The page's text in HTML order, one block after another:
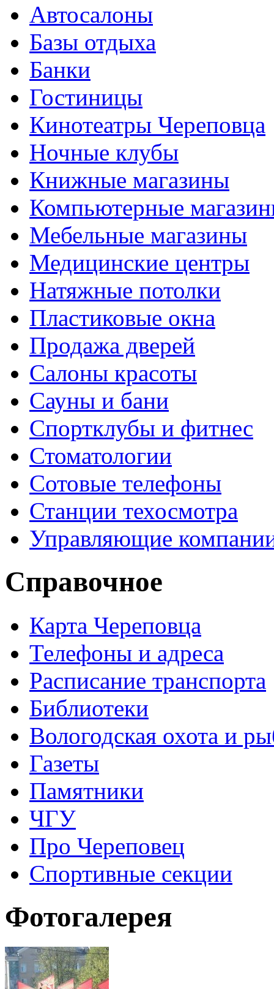
Автосалоны
Базы отдыха
Банки
Гостиницы
Кинотеатры Череповца
Ночные клубы
Книжные магазины
Компьютерные
Мебельные магазины
Медицинские центры
Натяжные потолки
Пластиковые окна
Продажа дверей
Салоны красоты
Сауны и бани
Спортклубы и фитнес
Стоматологии
Сотовые телефоны
Станции техосмотра
Управляющие
Справочное
Карта Череповца
Телефоны и адреса
Расписание транспорта
Библиотеки
Вологодская охота и
Газеты
Памятники
ЧГУ
Про Череповец
Спортивные секции
Фотогалерея